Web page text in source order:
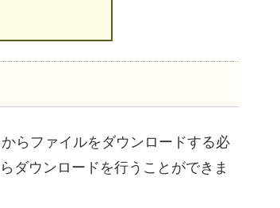
らファイルをダウンロードする必
ダウンロードを行うことができま